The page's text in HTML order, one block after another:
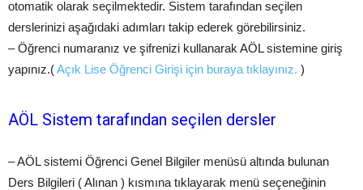
otomatik olarak seçilmektedir. Sistem tarafından seçilen
derslerinizi aşağıdaki adımları takip ederek görebilirsiniz.
– Öğrenci numaranız ve şifrenizi kullanarak AÖL sistemine giriş
yapınız.(Açık Lise Öğrenci Girişi için buraya tıklayınız. )
AÖL Sistem tarafından seçilen dersler
– AÖL sistemi Öğrenci Genel Bilgiler menüsü altında bulunan
Ders Bilgileri ( Alınan ) kısmına tıklayarak menü seçeneğinin